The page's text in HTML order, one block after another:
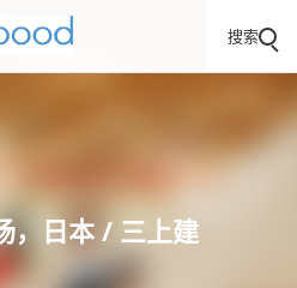
搜索
，日本 / 三上建